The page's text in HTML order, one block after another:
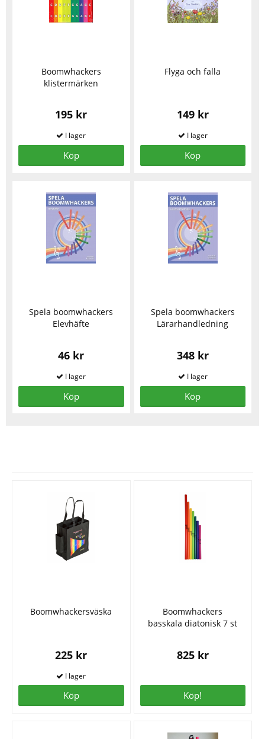
Boomwhackers
klistermärken
195 kr
Köp
Flyga och falla
149 kr
Köp
Spela boomwhackers
Elevhäfte
46 kr
Köp
Spela boomwhackers
Lärarhandledning
348 kr
Köp
Boomwhackersväska
225 kr
Köp
Boomwhackers
basskala diatonisk 7 st
825 kr
Köp!